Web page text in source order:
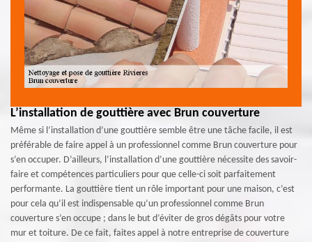
L’installation de gouttière avec Brun couverture
Même si l’installation d’une gouttière semble être une tâche facile, il est
préférable de faire appel à un professionnel comme Brun couverture pour
s’en occuper. D’ailleurs, l’installation d’une gouttière nécessite des savoir-
faire et compétences particuliers pour que celle-ci soit parfaitement
performante. La gouttière tient un rôle important pour une maison, c’est
pour cela qu’il est indispensable qu’un professionnel comme Brun
couverture s’en occupe ; dans le but d’éviter de gros dégâts pour votre
mur et toiture. De ce fait, faites appel à notre entreprise de couverture